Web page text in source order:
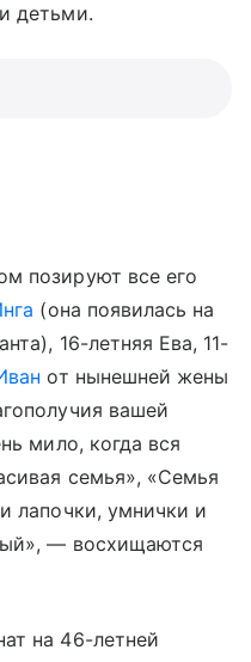
детьми.
позируют все его
(она появилась на
16-летняя Ева, 11-
от нынешней жены
вашей
мило, когда вся
семья», «Семья
лапочки, умнички и
— восхищаются
на 46-летней